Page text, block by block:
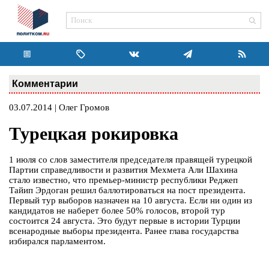
Комментарии
03.07.2014 | Олег Громов
Турецкая рокировка
1 июля со слов заместителя председателя правящей турецкой
Партии справедливости и развития Мехмета Али Шахина
стало известно, что премьер-министр республики Реджеп
Тайип Эрдоган решил баллотироваться на пост президента.
Первый тур выборов назначен на 10 августа. Если ни один из
кандидатов не наберет более 50% голосов, второй тур
состоится 24 августа. Это будут первые в истории Турции
всенародные выборы президента. Ранее глава государства
избирался парламентом.